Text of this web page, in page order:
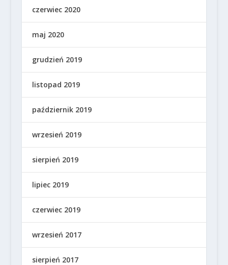
czerwiec 2020
maj 2020
grudzień 2019
listopad 2019
październik 2019
wrzesień 2019
sierpień 2019
lipiec 2019
czerwiec 2019
wrzesień 2017
sierpień 2017